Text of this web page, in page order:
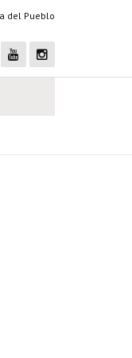
del Pueblo